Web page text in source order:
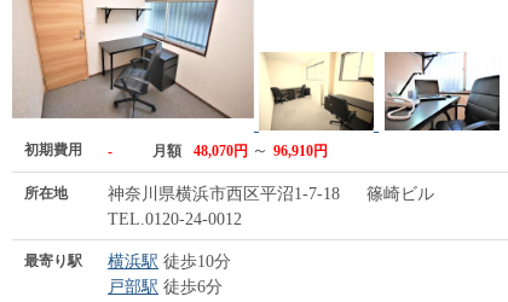
初期費用 - 月額 48,070円 ～ 96,910円
所在地
神奈川県横浜市西区平沼1-7-18 篠崎ビル
TEL.0120-24-0012
最寄り駅 横浜駅 徒歩10分
戸部駅 徒歩6分